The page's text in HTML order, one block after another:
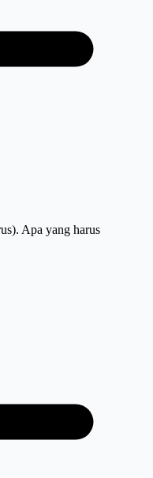
Apa yang harus